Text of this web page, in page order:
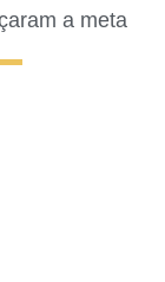
a meta